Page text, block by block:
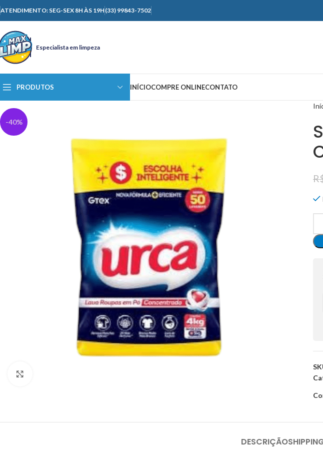
ATENDIMENTO: SEG-SEX 8H ÀS 19H (33) 99843-7502
Especialista em limpeza
PRODUTOS INÍCIOCOMPRE ONLINECONTATO
-40%
DESCRIÇÃO